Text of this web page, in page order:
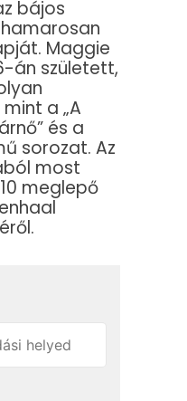
bájos
hamarosan
Maggie
án született,
a „A
és a
sorozat. Az
most
meglepő